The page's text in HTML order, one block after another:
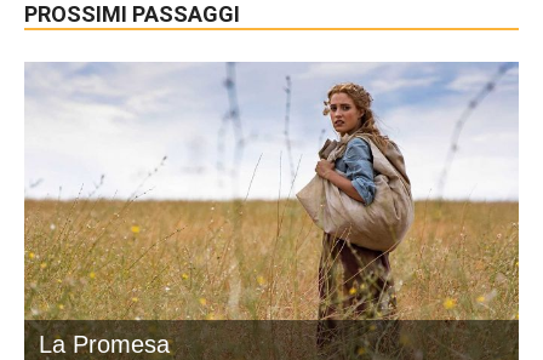
PROSSIMI PASSAGGI
La Promesa